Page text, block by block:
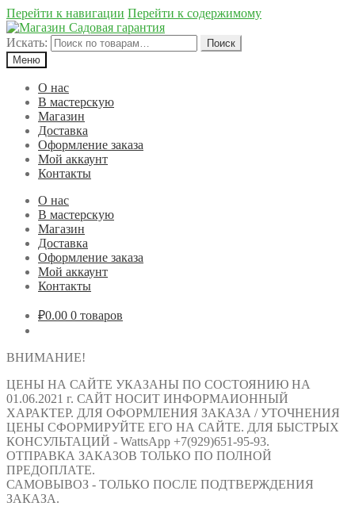
Перейти к навигации Перейти к содержимому
Искать:
Поиск
Меню
О нас
В мастерскую
Магазин
Доставка
Оформление заказа
Мой аккаунт
Контакты
О нас
В мастерскую
Магазин
Доставка
Оформление заказа
Мой аккаунт
Контакты
₽0.00 0 товаров
ВНИМАНИЕ!
ЦЕНЫ НА САЙТЕ УКАЗАНЫ ПО СОСТОЯНИЮ НА
01.06.2021 г. САЙТ НОСИТ ИНФОРМАИОННЫЙ
ХАРАКТЕР. ДЛЯ ОФОРМЛЕНИЯ ЗАКАЗА / УТОЧНЕНИЯ
ЦЕНЫ СФОРМИРУЙТЕ ЕГО НА САЙТЕ. ДЛЯ БЫСТРЫХ
КОНСУЛЬТАЦИЙ - WattsApp +7(929)651-95-93.
ОТПРАВКА ЗАКАЗОВ ТОЛЬКО ПО ПОЛНОЙ
ПРЕДОПЛАТЕ.
САМОВЫВОЗ - ТОЛЬКО ПОСЛЕ ПОДТВЕРЖДЕНИЯ
ЗАКАЗА.